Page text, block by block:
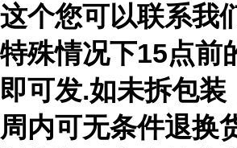
这个您可以联系我
特殊情况下15点前
即可发.如未拆包装
周内可无条件退换